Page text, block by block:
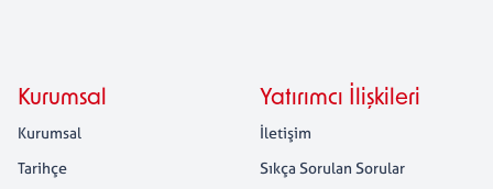
Kurumsal
Kurumsal
Tarihçe
Yatırımcı İlişkileri
İletişim
Sıkça Sorulan Sorular